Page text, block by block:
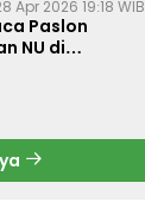
Apr 2026 19:18 WIB
Paslon
NU di